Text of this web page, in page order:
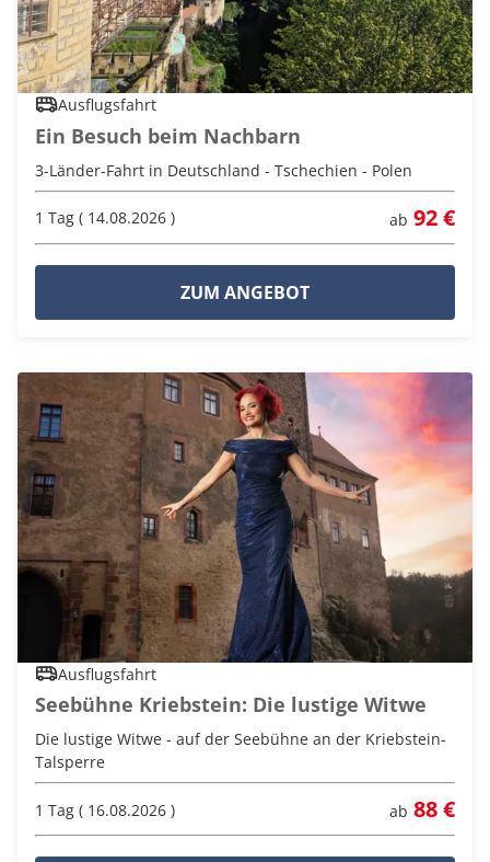
Ausflugsfahrt
Ein Besuch beim Nachbarn
3-Länder-Fahrt in Deutschland - Tschechien - Polen
1 Tag ( 14.08.2026 ) ab 92 €
ZUM ANGEBOT
Ausflugsfahrt
Seebühne Kriebstein: Die lustige Witwe
Die lustige Witwe - auf der Seebühne an der Kriebstein-
Talsperre
1 Tag ( 16.08.2026 ) ab 88 €